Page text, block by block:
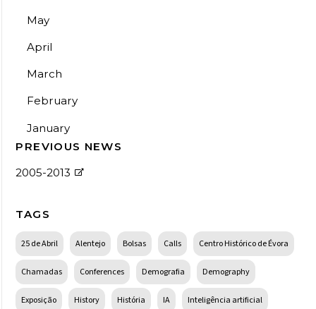
May
April
March
February
January
PREVIOUS NEWS
2005-2013
TAGS
25 de Abril Alentejo Bolsas Calls Centro Histórico de Évora
Chamadas Conferences Demografia Demography
Exposição History História IA Inteligência artificial